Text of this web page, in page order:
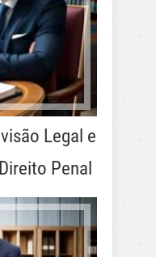
Legal e
Penal